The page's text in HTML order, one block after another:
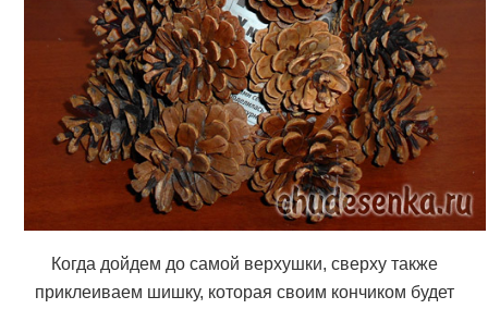
Когда дойдем до самой верхушки, сверху также
приклеиваем шишку, которая своим кончиком будет